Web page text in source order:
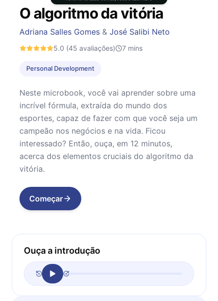
O algoritmo da vitória
Adriana Salles Gomes & José Salibi Neto
5.0 (45 avaliações) 7 mins
Personal Development
Neste microbook, você vai aprender sobre uma
incrível fórmula, extraída do mundo dos
esportes, capaz de fazer com que você seja um
campeão nos negócios e na vida. Ficou
interessado? Então, ouça, em 12 minutos,
acerca dos elementos cruciais do algoritmo da
vitória.
Começar
Ouça a introdução